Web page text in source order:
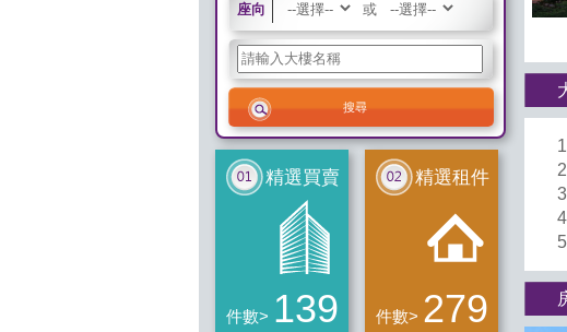
座向 或
精選買賣
件數> 139
精選租件
件數> 279